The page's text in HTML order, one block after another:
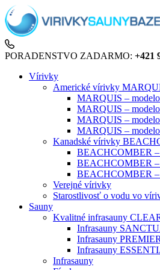
PORADENSTVO ZADARMO: +421
Vírivky
Americké vírivky
MARQUIS –
MARQUIS –
MARQUIS –
MARQUIS –
Kanadské vírivky
BEACHCOMBER –
BEACHCOMBER –
BEACHCOMBER –
Verejné vírivky
Starostlivosť o vodu vo
Sauny
Kvalitné infrasauny
Infrasauny
Infrasauny PREMIER
Infrasauny
Infrasauny